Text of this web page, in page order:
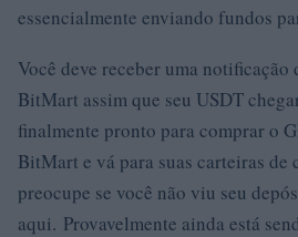
essencialmente enviando fundos
Você deve receber uma notificação
BitMart assim que seu USDT
finalmente pronto para comprar o
BitMart e vá para suas carteiras de
preocupe se você não viu seu
aqui. Provavelmente ainda está